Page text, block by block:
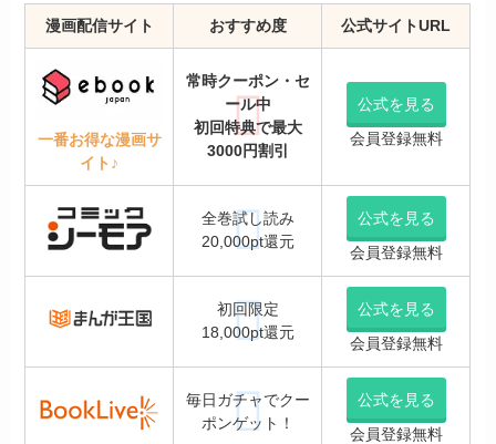
漫画配信サイト おすすめ度 公式サイトURL
一番お得な漫画サ
イト♪
常時クーポン・セ
ール中
初回特典で最大
3000円割引
公式を見る
会員登録無料
全巻試し読み
20,000pt還元
公式を見る
会員登録無料
初回限定
18,000pt還元
公式を見る
会員登録無料
毎日ガチャでクー
ポンゲット！
公式を見る
会員登録無料